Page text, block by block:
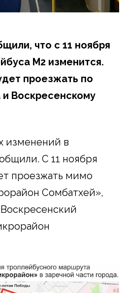
что с 11 ноября
М2 изменится.
проезжать по
Воскресенскому
изменений в
С 11 ноября
проезжать мимо
Сомбатхей»,